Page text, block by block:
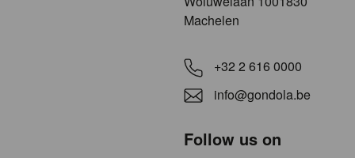
Machelen
+32 2 616 0000
info@gondola.be
Follow us on